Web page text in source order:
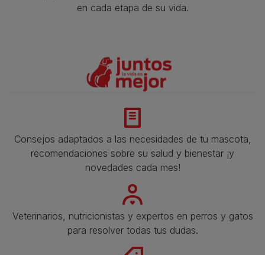
en cada etapa de su vida.​
Consejos adaptados a las necesidades de tu mascota,
recomendaciones sobre su salud y bienestar ¡y
novedades cada mes!
Veterinarios, nutricionistas y expertos en perros y gatos
para resolver todas tus dudas.​